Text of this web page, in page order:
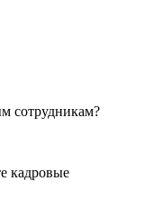
сотрудникам?
кадровые